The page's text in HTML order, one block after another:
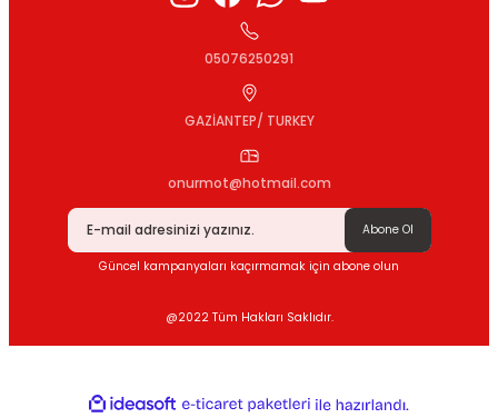
05076250291
GAZİANTEP/ TURKEY
onurmot@hotmail.com
Abone Ol
Güncel kampanyaları kaçırmamak için abone olun
@2022 Tüm Hakları Saklıdır.
ideasoft
e-